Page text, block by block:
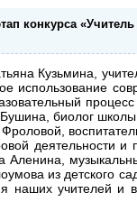
конкурса
Кузьмина,
использование
биолог
деятельности и
Аленина,
из детского
наших учителей и